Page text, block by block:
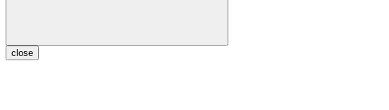
close